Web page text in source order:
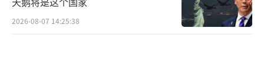
主导的FCAS项目已完成首台发动机测试，目标
是2040年前服役；俄罗斯苏-75虽定位五代半，
2026-08-07 14:25:38